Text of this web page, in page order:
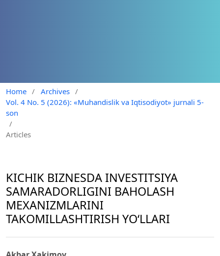
Home / Archives /
Vol. 4 No. 5 (2026): «Muhandislik va Iqtisodiyot» jurnali 5-
son
/
Articles
KICHIK BIZNESDA INVESTITSIYA
SAMARADORLIGINI BAHOLASH
MEXANIZMLARINI
TAKOMILLASHTIRISH YO‘LLARI